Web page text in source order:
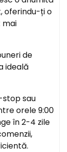
oferindu-ți o
mai
de
ideală
stop sau
orele 9:00
în 2-4 zile